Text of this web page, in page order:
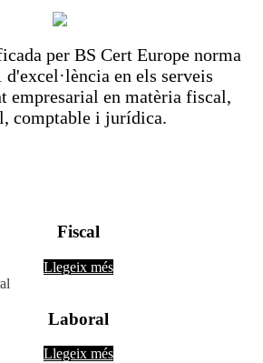
per BS Cert Europe norma
d'excel·lència en els serveis
empresarial en matèria fiscal,
comptable i jurídica.
Fiscal
Llegeix més
Laboral
Llegeix més